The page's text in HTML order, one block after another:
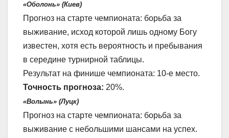
«Оболонь» (Киев)
Прогноз на старте чемпионата: борьба за
выживание, исход которой лишь одному Богу
известен, хотя есть вероятность и пребывания
в середине турнирной таблицы.
Результат на финише чемпионата: 10-е место.
Точность прогноза: 20%.
«Волынь» (Луцк)
Прогноз на старте чемпионата: борьба за
выживание с небольшими шансами на успех.